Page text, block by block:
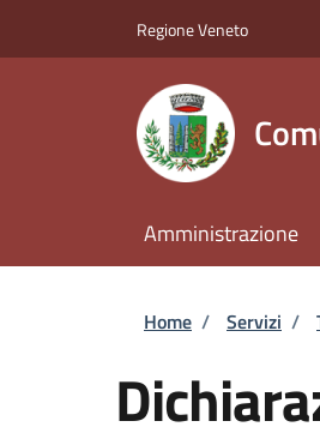
Regione Veneto
Amministrazione
Briciole
Home / Servizi /